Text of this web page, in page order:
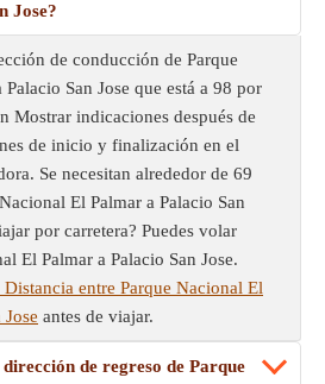
Jose?
de conducción de Parque
San Jose que está a 98 por
Mostrar indicaciones después de
de inicio y finalización en el
Se necesitan alrededor de 69
El Palmar a Palacio San
por carretera? Puedes volar
El Palmar a Palacio San Jose.
entre Parque Nacional El
antes de viajar.
de regreso de Parque